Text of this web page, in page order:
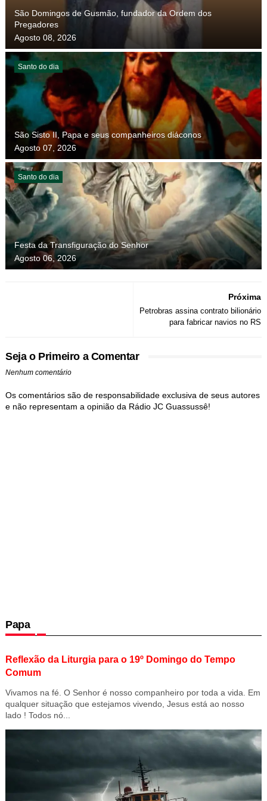
São Domingos de Gusmão, fundador da Ordem dos
Pregadores
Agosto 08, 2026
Santo do dia
São Sisto II, Papa e seus companheiros diáconos
Agosto 07, 2026
Santo do dia
Festa da Transfiguração do Senhor
Agosto 06, 2026
Próxima
Petrobras assina contrato bilionário
para fabricar navios no RS
Seja o Primeiro a Comentar
Nenhum comentário
Os comentários são de responsabilidade exclusiva de seus autores
e não representam a opinião da Rádio JC Guassussê!
Papa
Reflexão da Liturgia para o 19º Domingo do Tempo
Comum
Vivamos na fé. O Senhor é nosso companheiro por toda a vida. Em
qualquer situação que estejamos vivendo, Jesus está ao nosso
lado ! Todos nó...